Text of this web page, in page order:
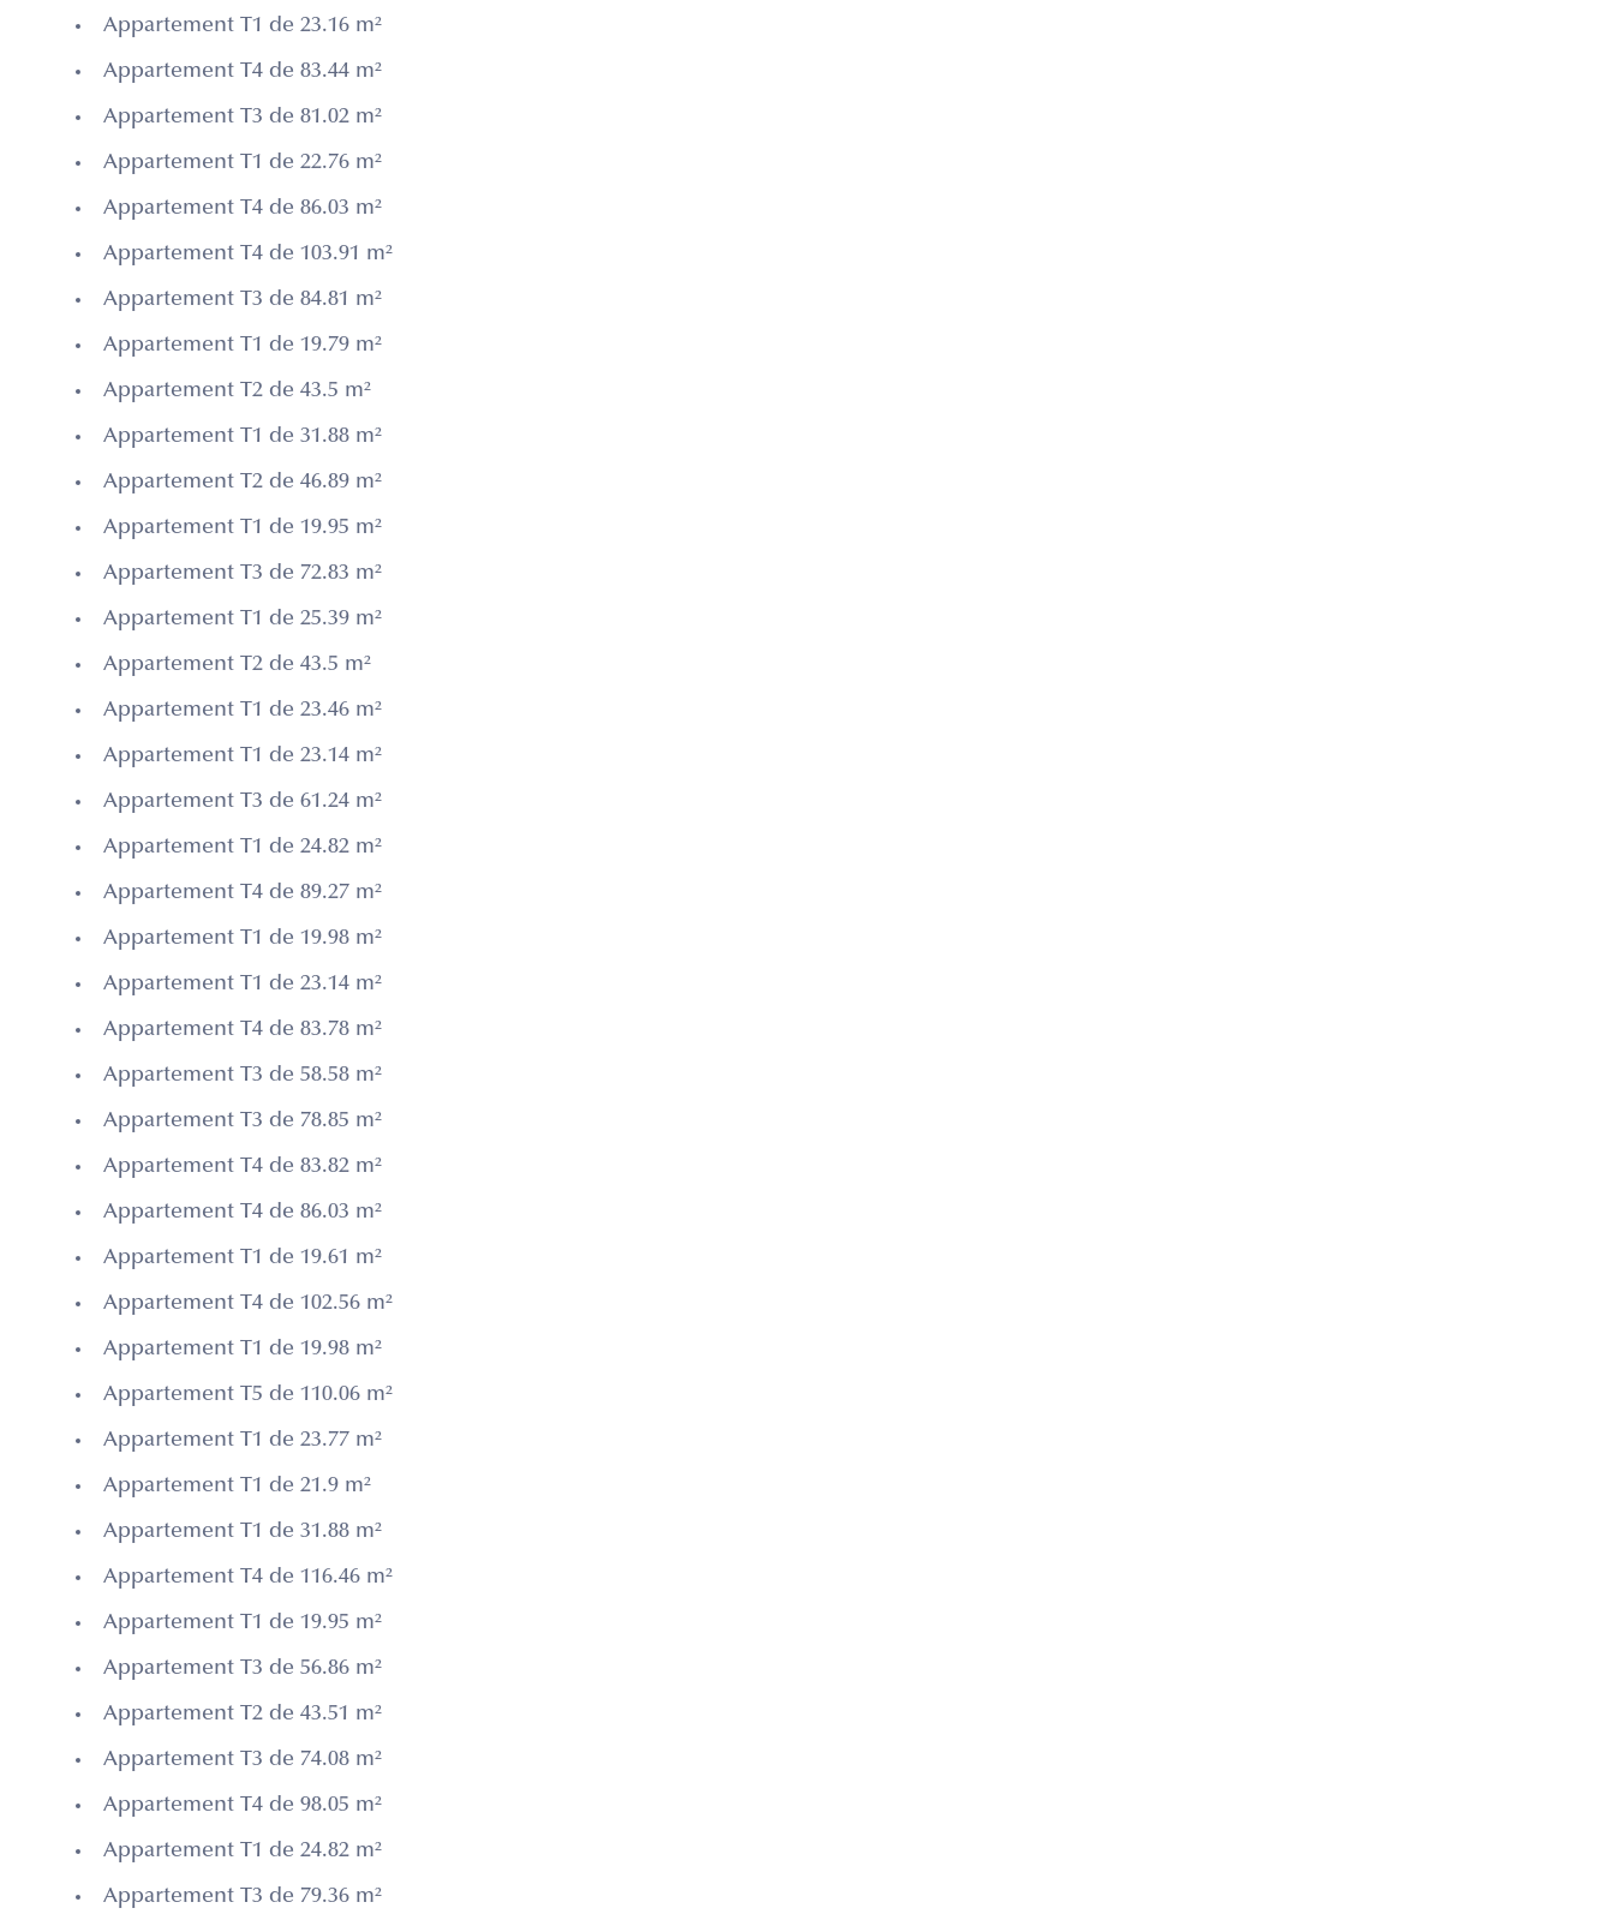
Appartement T1 de 23.16 m²
Appartement T4 de 83.44 m²
Appartement T3 de 81.02 m²
Appartement T1 de 22.76 m²
Appartement T4 de 86.03 m²
Appartement T4 de 103.91 m²
Appartement T3 de 84.81 m²
Appartement T1 de 19.79 m²
Appartement T2 de 43.5 m²
Appartement T1 de 31.88 m²
Appartement T2 de 46.89 m²
Appartement T1 de 19.95 m²
Appartement T3 de 72.83 m²
Appartement T1 de 25.39 m²
Appartement T2 de 43.5 m²
Appartement T1 de 23.46 m²
Appartement T1 de 23.14 m²
Appartement T3 de 61.24 m²
Appartement T1 de 24.82 m²
Appartement T4 de 89.27 m²
Appartement T1 de 19.98 m²
Appartement T1 de 23.14 m²
Appartement T4 de 83.78 m²
Appartement T3 de 58.58 m²
Appartement T3 de 78.85 m²
Appartement T4 de 83.82 m²
Appartement T4 de 86.03 m²
Appartement T1 de 19.61 m²
Appartement T4 de 102.56 m²
Appartement T1 de 19.98 m²
Appartement T5 de 110.06 m²
Appartement T1 de 23.77 m²
Appartement T1 de 21.9 m²
Appartement T1 de 31.88 m²
Appartement T4 de 116.46 m²
Appartement T1 de 19.95 m²
Appartement T3 de 56.86 m²
Appartement T2 de 43.51 m²
Appartement T3 de 74.08 m²
Appartement T4 de 98.05 m²
Appartement T1 de 24.82 m²
Appartement T3 de 79.36 m²